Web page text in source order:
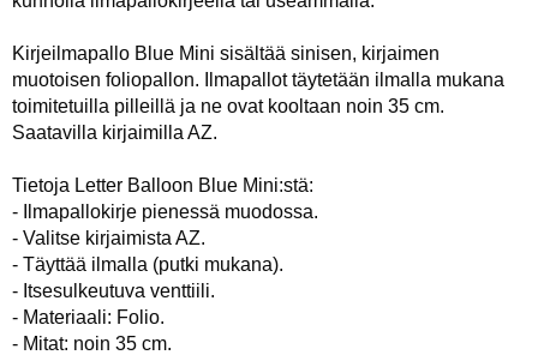
Kirjeilmapallo Blue Mini sisältää sinisen, kirjaimen
muotoisen foliopallon. Ilmapallot täytetään ilmalla mukana
toimitetuilla pilleillä ja ne ovat kooltaan noin 35 cm.
Saatavilla kirjaimilla AZ.
Tietoja Letter Balloon Blue Mini:stä:
- Ilmapallokirje pienessä muodossa.
- Valitse kirjaimista AZ.
- Täyttää ilmalla (putki mukana).
- Itsesulkeutuva venttiili.
- Materiaali: Folio.
- Mitat: noin 35 cm.